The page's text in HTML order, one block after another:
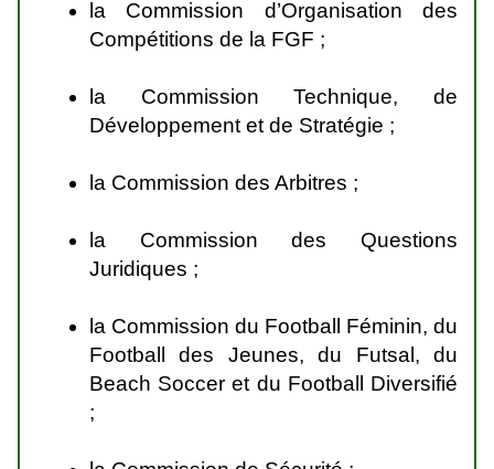
la Commission d’Organisation des
Compétitions de la FGF ;
la Commission Technique, de
Développement et de Stratégie ;
la Commission des Arbitres ;
la Commission des Questions
Juridiques ;
la Commission du Football Féminin, du
Football des Jeunes, du Futsal, du
Beach Soccer et du Football Diversifié
;